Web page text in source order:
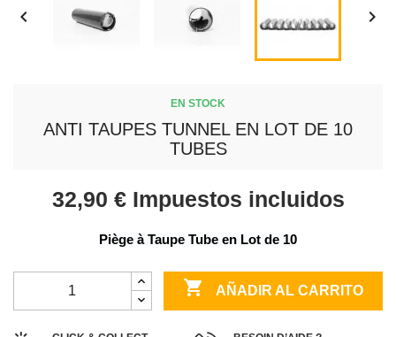
 
EN STOCK
ANTI TAUPES TUNNEL EN LOT DE 10
TUBES
32,90 € Impuestos incluidos
Piège à Taupe Tube en Lot de 10
 AÑADIR AL CARRITO